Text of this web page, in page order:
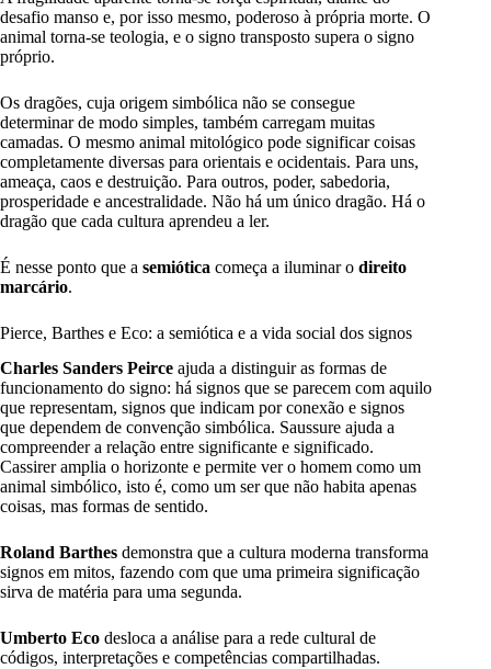
desafio manso e, por isso mesmo, poderoso à própria morte. O
animal torna-se teologia, e o signo transposto supera o signo
próprio.
Os dragões, cuja origem simbólica não se consegue
determinar de modo simples, também carregam muitas
camadas. O mesmo animal mitológico pode significar coisas
completamente diversas para orientais e ocidentais. Para uns,
ameaça, caos e destruição. Para outros, poder, sabedoria,
prosperidade e ancestralidade. Não há um único dragão. Há o
dragão que cada cultura aprendeu a ler.
É nesse ponto que a semiótica começa a iluminar o direito
marcário.
Pierce, Barthes e Eco: a semiótica e a vida social dos signos
Charles Sanders Peirce ajuda a distinguir as formas de
funcionamento do signo: há signos que se parecem com aquilo
que representam, signos que indicam por conexão e signos
que dependem de convenção simbólica. Saussure ajuda a
compreender a relação entre significante e significado.
Cassirer amplia o horizonte e permite ver o homem como um
animal simbólico, isto é, como um ser que não habita apenas
coisas, mas formas de sentido.
Roland Barthes demonstra que a cultura moderna transforma
signos em mitos, fazendo com que uma primeira significação
sirva de matéria para uma segunda.
Umberto Eco desloca a análise para a rede cultural de
códigos, interpretações e competências compartilhadas.